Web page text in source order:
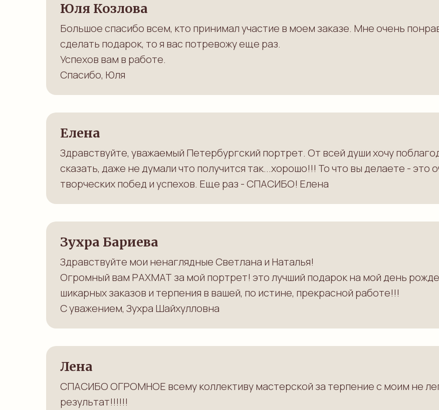
Юля Козлова
Большое спасибо всем, кто принимал участие в моем заказе. Мне очень
сделать подарок, то я вас потревожу еще раз.
Успехов вам в работе.
Спасибо, Юля
Елена
Здравствуйте, уважаемый Петербургский портрет. От всей души хочу
сказать, даже не думали что получится так...хорошо!!! То что вы делаете -
творческих побед и успехов. Еще раз - СПАСИБО! Елена
Зухра Бариева
Здравствуйте мои ненаглядные Светлана и Наталья!
Огромный вам РАХМАТ за мой портрет! это лучший подарок на мой день
шикарных заказов и терпения в вашей, по истине, прекрасной работе!!!
С уважением, Зухра Шайхулловна
Лена
СПАСИБО ОГРОМНОЕ всему коллективу мастерской за терпение с моим не
результат!!!!!!